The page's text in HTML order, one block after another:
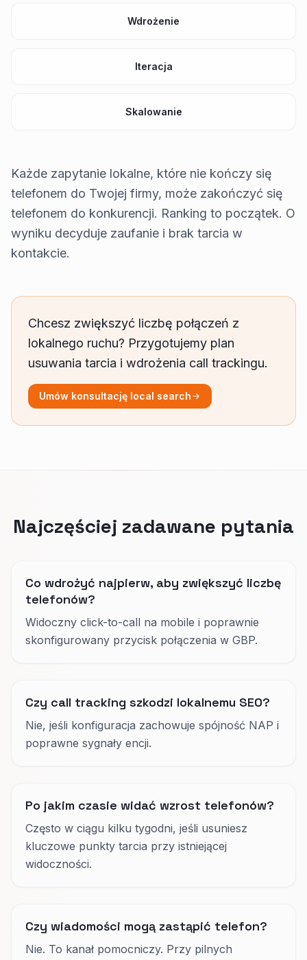
Wdrożenie
Iteracja
Skalowanie
Każde zapytanie lokalne, które nie kończy się
telefonem do Twojej firmy, może zakończyć się
telefonem do konkurencji. Ranking to początek. O
wyniku decyduje zaufanie i brak tarcia w
kontakcie.
Chcesz zwiększyć liczbę połączeń z
lokalnego ruchu? Przygotujemy plan
usuwania tarcia i wdrożenia call trackingu.
Umów konsultację local search
Najczęściej zadawane pytania
Co wdrożyć najpierw, aby zwiększyć liczbę
telefonów?
Widoczny click-to-call na mobile i poprawnie
skonfigurowany przycisk połączenia w GBP.
Czy call tracking szkodzi lokalnemu SEO?
Nie, jeśli konfiguracja zachowuje spójność NAP i
poprawne sygnały encji.
Po jakim czasie widać wzrost telefonów?
Często w ciągu kilku tygodni, jeśli usuniesz
kluczowe punkty tarcia przy istniejącej
widoczności.
Czy wiadomości mogą zastąpić telefon?
Nie. To kanał pomocniczy. Przy pilnych